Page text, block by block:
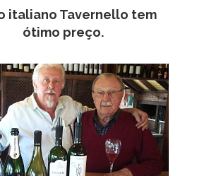
italiano Tavernello tem
ótimo preço.